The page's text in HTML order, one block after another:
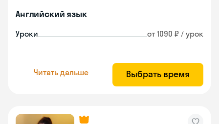
Английский язык
Уроки от 1090 ₽ / урок
Читать дальше Выбрать время